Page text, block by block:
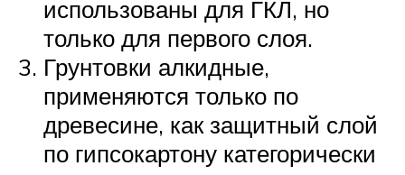
использованы для ГКЛ, но
только для первого слоя.
Грунтовки алкидные,
применяются только по
древесине, как защитный слой
по гипсокартону категорически